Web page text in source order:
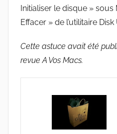
Initialiser le disque »
Effacer » de l’utilitaire
Cette astuce avait été
revue A Vos Macs.